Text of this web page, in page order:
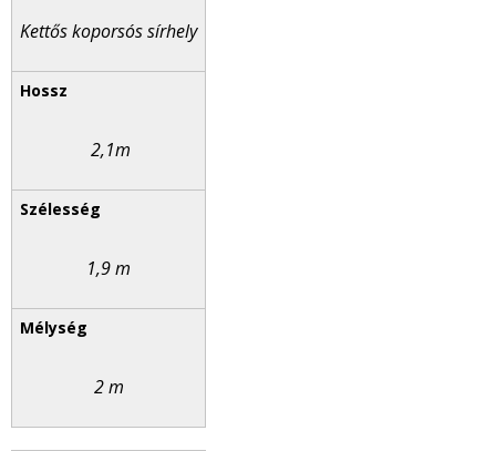
Kettős koporsós sírhely
2,1m
1,9 m
2 m